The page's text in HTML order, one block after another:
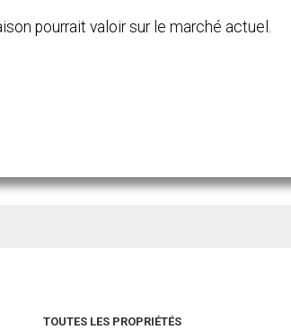
pourrait valoir sur le marché actuel.
TOUTES LES PROPRIÉTÉS